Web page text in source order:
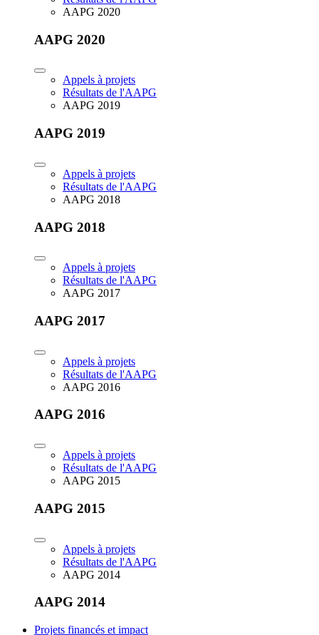
AAPG 2020
AAPG 2020
Appels à projets
Résultats de l'AAPG
AAPG 2019
AAPG 2019
Appels à projets
Résultats de l'AAPG
AAPG 2018
AAPG 2018
Appels à projets
Résultats de l'AAPG
AAPG 2017
AAPG 2017
Appels à projets
Résultats de l'AAPG
AAPG 2016
AAPG 2016
Appels à projets
Résultats de l'AAPG
AAPG 2015
AAPG 2015
Appels à projets
Résultats de l'AAPG
AAPG 2014
AAPG 2014
Projets financés et impact